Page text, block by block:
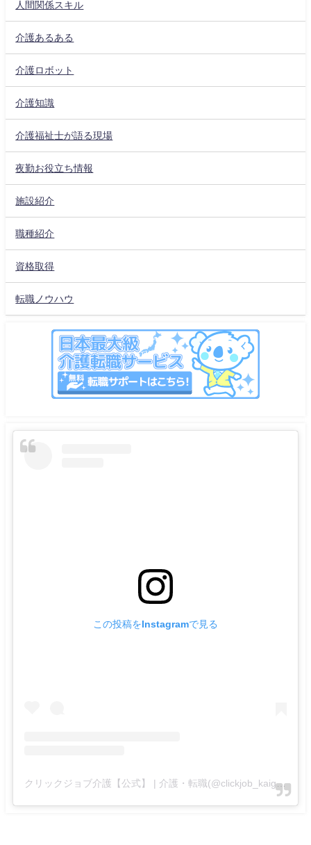
人間関係スキル
介護あるある
介護ロボット
介護知識
介護福祉士が語る現場
夜勤お役立ち情報
施設紹介
職種紹介
資格取得
転職ノウハウ
この投稿をInstagramで見る
クリックジョブ介護【公式】 | 介護・転職(@clickjob_kaigo_official)がシェアした投稿